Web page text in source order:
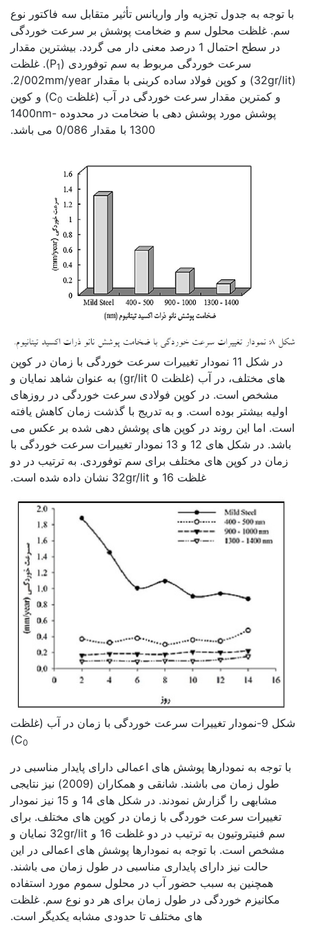
با توجه به جدول تجزیه وار واریانس تأثیر متقابل سه فاکتور نوع
سم. غلظت محلول سم و ضخامت پوشش بر سرعت خوردگی
در سطح احتمال 1 درصد معنی دار می گردد. بیشترین مقدار
سرعت خوردگی مربوط به سم توفوردی (P 1
). غلظت
(32gr/lit) و کوپن فولاد ساده کربنی با مقدار 2/002mm/year.
و کمترین مقدار سرعت خوردگی در آب (غلظت C 0
) و کوپن
پوشش مورد پوشش دهی با ضخامت در محدوده 1400nm-
1300 با مقدار 0/086 می باشد.
در شکل 11 نمودار تغییرات سرعت خوردگی با زمان در کوپن
های مختلف، در آب (غلظت 0 gr/lit) به عنوان شاهد نمایان و
مشخص است. در کوپن فولادی سرعت خوردگی در روزهای
اولیه بیشتر بوده است. و به تدریج با گذشت زمان کاهش یافته
است. اما این روند در کوپن های پوشش دهی شده بر عکس می
باشد. در شکل های 12 و 13 نمودار تغییرات سرعت خوردگی با
زمان در کوپن های مختلف برای سم توفوردی. به ترتیب در دو
غلظت 16 و 32gr/lit نشان داده شده است.
شکل 9-نمودار تغییرات سرعت خوردگی با زمان در آب (غلظت
C0
)
با توجه به نمودارها پوشش های اعمالی دارای پایدار مناسبی در
طول زمان می باشند. شانقی و همکاران (2009) نیز نتایجی
مشابهی را گزارش نمودند. در شکل های 14 و 15 نیز نمودار
تغییرات سرعت خوردگی با زمان در کوپن های مختلف. برای
سم فنیتروتیون به ترتیب در دو غلظت 16 و 32gr/lit نمایان و
مشخص است. با توجه به نمودارها پوشش های اعمالی در این
حالت نیز دارای پایداری مناسبی در طول زمان می باشند.
همچنین به سبب حضور آب در محلول سموم مورد استفاده
مکانیزم خوردگی در طول زمان برای هر دو نوع سم. غلظت
های مختلف تا حدودی مشابه یکدیگر است.